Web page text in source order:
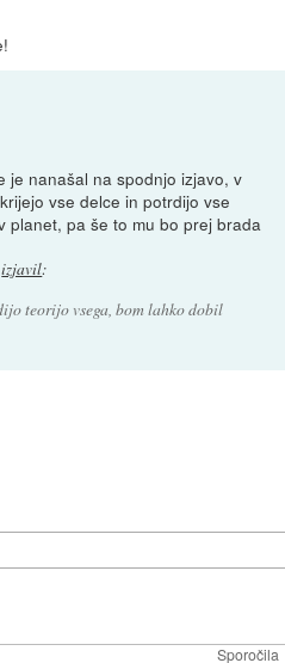
je nanašal na spodnjo izjavo, v
vse delce in potrdijo vse
planet, pa še to mu bo prej brada
izjavil:
teorijo vsega, bom lahko dobil
Sporočila